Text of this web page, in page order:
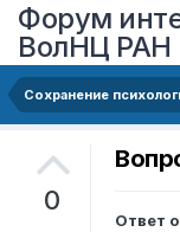
Форум
ВолНЦ РАН
0
Ответ